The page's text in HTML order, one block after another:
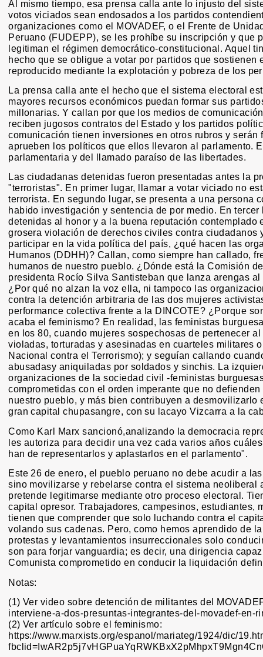
Al mismo tiempo, esa prensa calla ante lo injusto del
votos viciados sean endosados a los partidos
organizaciones como el MOVADEF, o el Frente de
Peruano (FUDEPP), se les prohíbe su inscripción y que
legitiman el régimen democrático-constitucional. Aquel
hecho que se obligue a votar por partidos que sostienen
reproducido mediante la explotación y pobreza de los
La prensa calla ante el hecho que el sistema electoral
mayores recursos económicos puedan formar sus
millonarias. Y callan por que los medios de
reciben jugosos contratos del Estado y los partidos
comunicación tienen inversiones en otros rubros y serán
aprueben los políticos que ellos llevaron al parlamento.
parlamentaria y del llamado paraíso de las libertades.
Las ciudadanas detenidas fueron presentadas antes la
"terroristas". En primer lugar, llamar a votar viciado no
terrorista. En segundo lugar, se presenta a una persona
habido investigación y sentencia de por medio. En
detenidas al honor y a la buena reputación contemplado
grosera violación de derechos civiles contra ciudadanos
participar en la vida política del país, ¿qué hacen las
Humanos (DDHH)? Callan, como siempre han callado,
humanos de nuestro pueblo. ¿Dónde está la Comisión
presidenta Rocío Silva Santisteban que lanza arengas
¿Por qué no alzan la voz ella, ni tampoco las
contra la detención arbitraria de las dos mujeres
performance colectiva frente a la DINCOTE? ¿Porque
acaba el feminismo? En realidad, las feministas
en los 80, cuando mujeres sospechosas de pertenecer
violadas, torturadas y asesinadas en cuarteles militares
Nacional contra el Terrorismo); y seguían callando
abusadasy aniquiladas por soldados y sinchis. La
organizaciones de la sociedad civil -feministas
comprometidas con el orden imperante que no
nuestro pueblo, y más bien contribuyen a desmovilizarlo
gran capital chupasangre, con su lacayo Vizcarra a la
Como Karl Marx sancionó,analizando la democracia
les autoriza para decidir una vez cada varios años
han de representarlos y aplastarlos en el parlamento".
Este 26 de enero, el pueblo peruano no debe acudir a
sino movilizarse y rebelarse contra el sistema neoliberal
pretende legitimarse mediante otro proceso electoral.
capital opresor. Trabajadores, campesinos, estudiantes,
tienen que comprender que solo luchando contra el
volando sus cadenas. Pero, como hemos aprendido de
protestas y levantamientos insurreccionales solo
son para forjar vanguardia; es decir, una dirigencia
Comunista comprometido en conducir la liquidación
Notas:
(1) Ver video sobre detención de militantes del
interviene-a-dos-presuntas-integrantes-del-movadef-en-
(2) Ver artículo sobre el feminismo:
https://www.marxists.org/espanol/mariateg/1924/dic/